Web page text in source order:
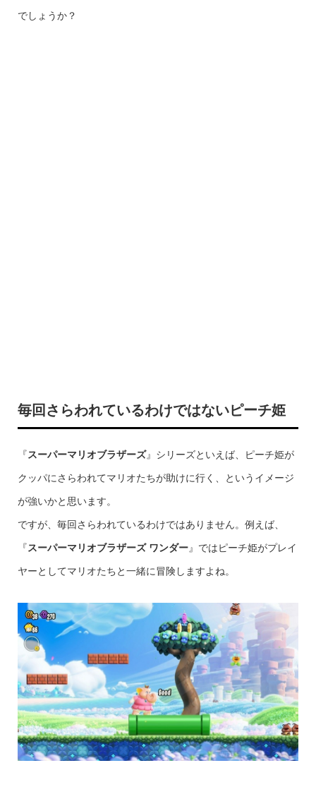
でしょうか？
毎回さらわれているわけではないピーチ姫
『スーパーマリオブラザーズ』シリーズといえば、ピーチ姫が
クッパにさらわれてマリオたちが助けに行く、というイメージ
が強いかと思います。
ですが、毎回さらわれているわけではありません。例えば、
『スーパーマリオブラザーズ ワンダー』ではピーチ姫がプレイ
ヤーとしてマリオたちと一緒に冒険しますよね。